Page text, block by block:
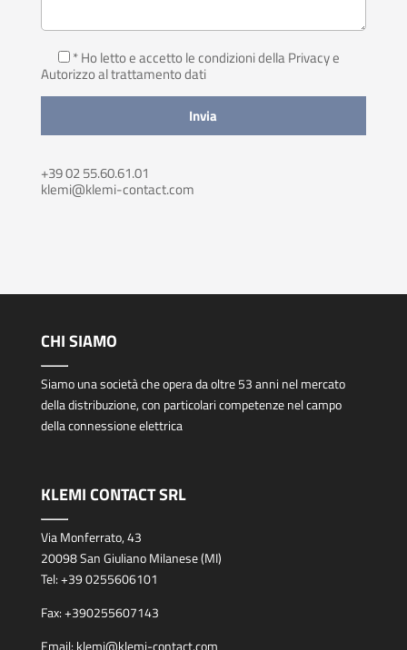
* Ho letto e accetto le condizioni della Privacye
Autorizzo al trattamento dati
+39 02 55.60.61.01
klemi@klemi-contact.com
CHI SIAMO
Siamo una società che opera da oltre 53 anni nel mercato
della distribuzione, con particolari competenze nel campo
della connessione elettrica
KLEMI CONTACT SRL
Via Monferrato, 43
20098 San Giuliano Milanese (MI)
Tel:+39 0255606101
Fax:+390255607143
Email: klemi@klemi-contact.com